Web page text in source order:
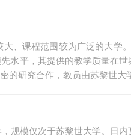
、课程范围较为广泛的大学
水平，其提供的教学质量在
的研究合作，教员由苏黎世大
规模仅次于苏黎世大学。日